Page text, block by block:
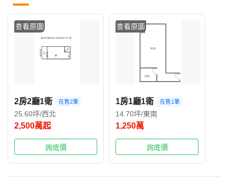
查看原圖
2房2廳1衛 在售2筆
25.60坪/西北
2,500萬起
詢底價
查看原圖
1房1廳1衛 在售1筆
14.70坪/東南
1,250萬
詢底價